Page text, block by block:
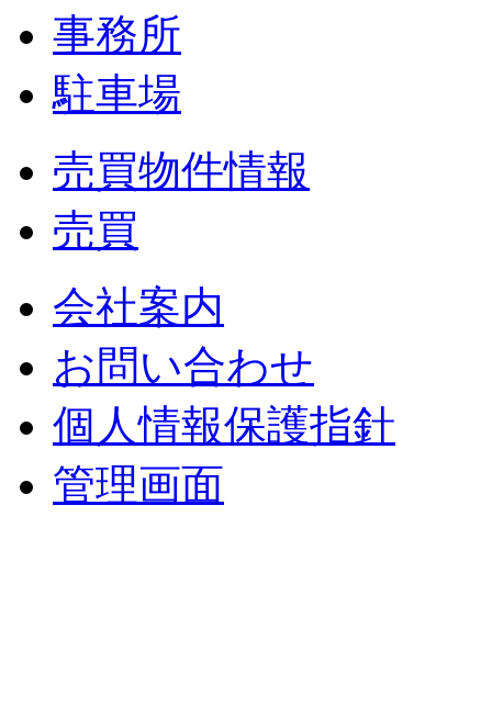
事務所
駐車場
売買物件情報
売買
会社案内
お問い合わせ
個人情報保護指針
管理画面